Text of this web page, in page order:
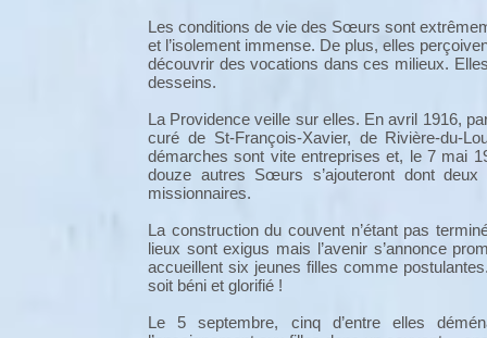
Les conditions de vie des Sœurs sont
et l’isolement immense. De plus, elles
découvrir des vocations dans ces milieux.
desseins.
La Providence veille sur elles. En avril 1916,
curé de St-François-Xavier, de Rivière-du-
démarches sont vite entreprises et, le 7 mai
douze autres Sœurs s’ajouteront dont
missionnaires.
La construction du couvent n’étant pas
lieux sont exigus mais l’avenir s’annonce
accueillent six jeunes filles comme
soit béni et glorifié !
Le 5 septembre, cinq d’entre elles